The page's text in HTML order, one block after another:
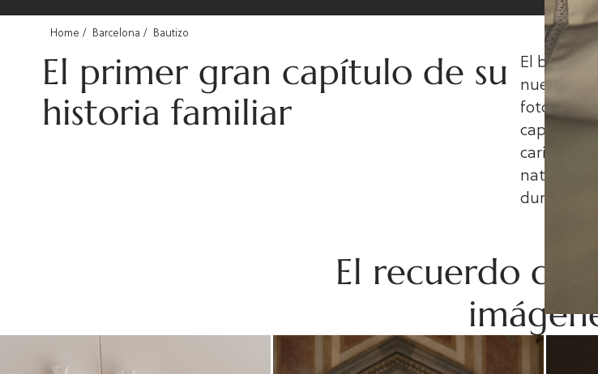
Home Barcelona Bautizo
El primer gran capítulo de su
historia familiar
El bautizo
nueva
fotógrafa
capturar
cariño y
naturales
durante
El recuerdo de